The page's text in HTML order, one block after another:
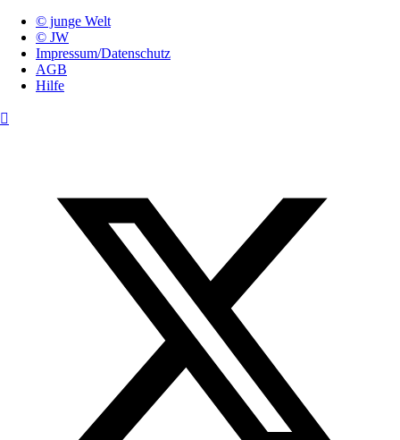
© junge Welt
© JW
Impressum/Datenschutz
AGB
Hilfe